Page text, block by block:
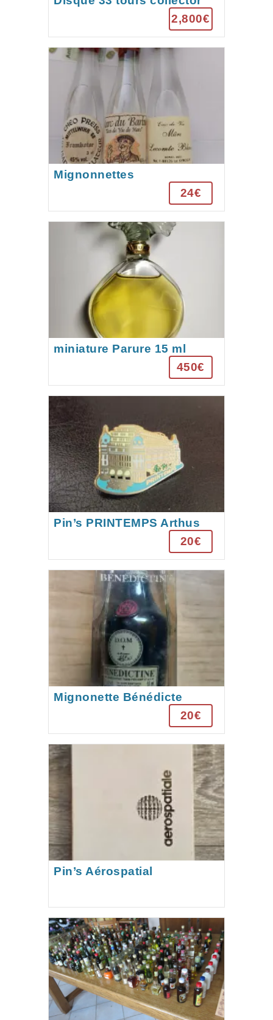
sérigraphié S’EXPRESS
2,800€
Mignonnettes
24€
miniature Parure 15 ml
450€
Pin’s PRINTEMPS Arthus
20€
Mignonette Bénédicte
20€
Pin’s Aérospatial